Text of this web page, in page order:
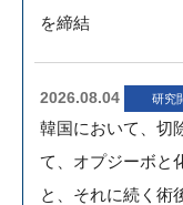
を締結
2026.08.04 研究
韓国において、切
て、オプジーボと
と、それに続く術